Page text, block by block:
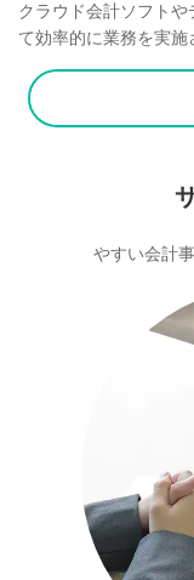
クラウド会計ソフト
て効率的に業務を実施
やすい会計